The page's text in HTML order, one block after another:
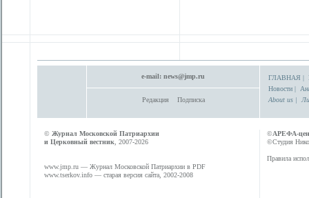
e-mail: news@jmp.ru
Редакция Подписка
ГЛАВНАЯ |
Новости |
About us |
© Журнал Московской Патриархии
и Церковный вестник , 2007-2026
www.jmp.ru — Журнал Московской Патриархии в PDF
www.tserkov.info — старая версия сайта, 2002-2008
©АРЕФА-
©Студия
Правила